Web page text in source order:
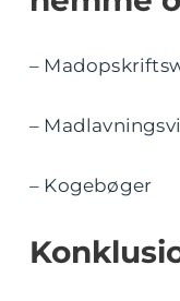
–
–
– Kogebøger